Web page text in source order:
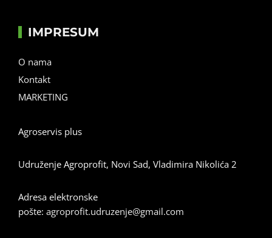
IMPRESUM
O nama
Kontakt
MARKETING
Agroservis plus
Udruženje Agroprofit, Novi Sad, Vladimira Nikolića 2
Adresa elektronske
pošte: agroprofit.udruzenje@gmail.com